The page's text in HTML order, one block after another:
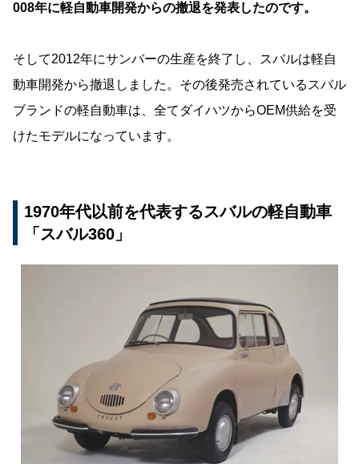
008年に軽自動車開発からの撤退を発表したのです。
そして2012年にサンバーの生産を終了し、スバルは軽自
動車開発から撤退しました。その後発売されているスバル
ブランドの軽自動車は、全てダイハツからOEM供給を受
けたモデルになっています。
1970年代以前を代表するスバルの軽自動車
「スバル360」